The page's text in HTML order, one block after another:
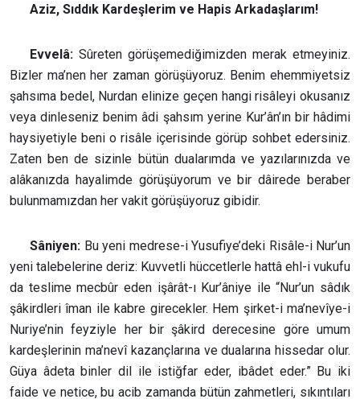
Aziz, Sıddık Kardeşlerim ve Hapis Arkadaşlarım!
Evvelâ: Sûreten görüşemediğimizden merak etmeyiniz.
Bizler ma’nen her zaman görüşüyoruz. Benim ehemmiyetsiz
şahsıma bedel, Nurdan elinize geçen hangi risâleyi okusanız
veya dinleseniz benim âdi şahsım yerine Kur’ân’ın bir hâdimi
haysiyetiyle beni o risâle içerisinde görüp sohbet edersiniz.
Zaten ben de sizinle bütün dualarımda ve yazılarınızda ve
alâkanızda hayalimde görüşüyorum ve bir dâirede beraber
bulunmamızdan her vakit görüşüyoruz gibidir.
Sâniyen: Bu yeni medrese-i Yusufiye’deki Risâle-i Nur’un
yeni talebelerine deriz: Kuvvetli hüccetlerle hattâ ehl-i vukufu
da teslime mecbûr eden işârât-ı Kur’âniye ile “Nur’un sâdık
şâkirdleri îman ile kabre girecekler. Hem şirket-i ma’nevîye-i
Nuriye’nin feyziyle her bir şâkird derecesine göre umum
kardeşlerinin ma’nevî kazançlarına ve dualarına hissedar olur.
Güya âdeta binler dil ile istiğfar eder, ibâdet eder.” Bu iki
faide ve netice, bu acib zamanda bütün zahmetleri, sıkıntıları